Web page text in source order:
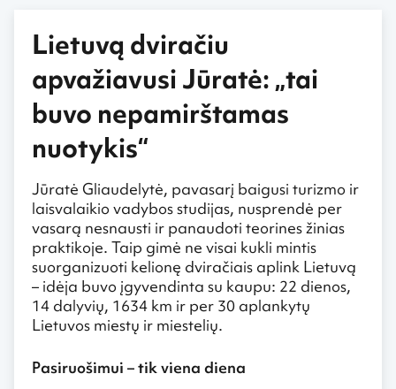
Lietuvą dviračiu
apvažiavusi Jūratė: „tai
buvo nepamirštamas
nuotykis“
Jūratė Gliaudelytė, pavasarį baigusi turizmo ir
laisvalaikio vadybos studijas, nusprendė per
vasarą nesnausti ir panaudoti teorines žinias
praktikoje. Taip gimė ne visai kukli mintis
suorganizuoti kelionę dviračiais aplink Lietuvą
– idėja buvo įgyvendinta su kaupu: 22 dienos,
14 dalyvių, 1634 km ir per 30 aplankytų
Lietuvos miestų ir miestelių.
Pasiruošimui – tik viena diena